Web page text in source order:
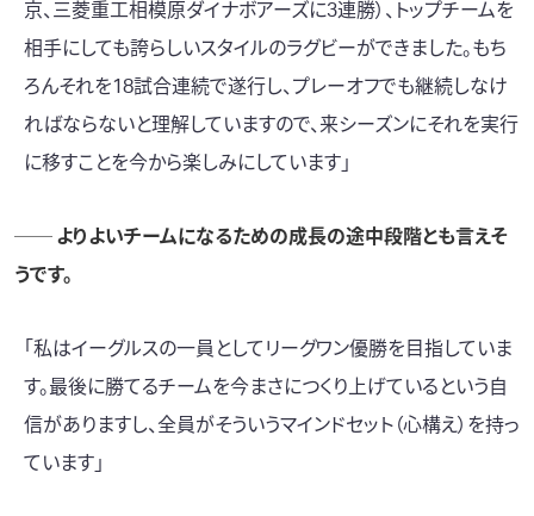
京、 三菱重工相模原ダイナボアーズ に3連勝）、トップチームを
相手にしても誇らしいスタイルのラグビーができました。もち
ろんそれを18試合連続で遂行し、プレーオフでも継続しなけ
ればならないと理解していますので、来シーズンにそれを実行
に移すことを今から楽しみにしています」
── よりよいチームになるための成長の途中段階とも言えそ
うです。
「私はイーグルスの一員としてリーグワン優勝を目指していま
す。最後に勝てるチームを今まさにつくり上げているという自
信がありますし、全員がそういうマインドセット（心構え）を持っ
ています」